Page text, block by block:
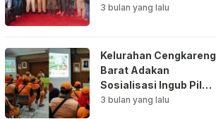
Lingkungan di Bale
3 bulan yang lalu
Kelurahan Cengkareng
Barat Adakan
Sosialisasi Ingub Pilah
Sampah Kepada PPSU
3 bulan yang lalu